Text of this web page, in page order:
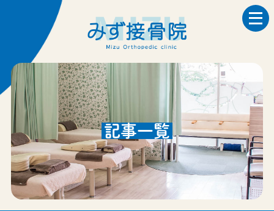
記事一覧